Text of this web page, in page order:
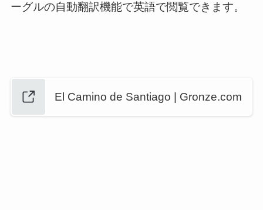
ーグルの自動翻訳機能で英語で閲覧できます。
El Camino de Santiago | Gronze.com